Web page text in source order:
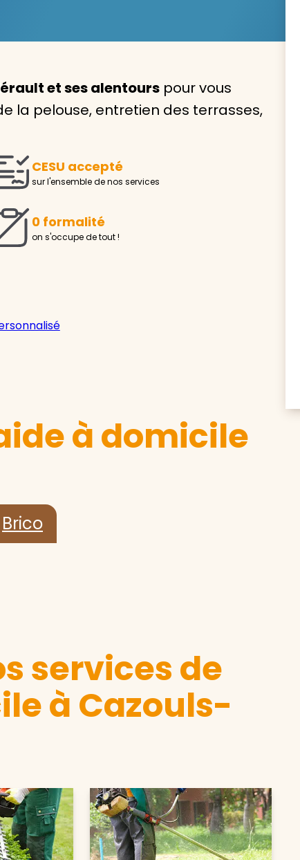
Avec VIVASERVICES,
service à domicile qui
Pour l’entretien de votre logement, la garde de
ou l’accompagnement d’un parent, nos
Demander un devis gratuit
Trouver
et ses alentours pour vous
la pelouse, entretien des terrasses,
CESU accepté
sur l'ensemble de nos services
0 formalité
on s'occupe de tout !
à domicile
Brico
services de
à Cazouls-